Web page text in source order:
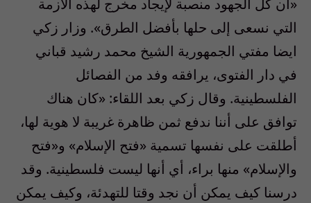
«ان كل الجهود منصبة لإيجاد مخرج لهذه الأزمة
التي نسعى إلى حلها بأفضل الطرق». وزار زكي
ايضا مفتي الجمهورية الشيخ محمد رشيد قباني
في دار الفتوى، يرافقه وفد من الفصائل
الفلسطينية. وقال زكي بعد اللقاء: «كان هناك
توافق على أننا ندفع ثمن ظاهرة غريبة لا هوية لها،
أطلقت على نفسها تسمية «فتح الإسلام» و«فتح
والإسلام» منها براء، أي أنها ليست فلسطينية. وقد
درسنا كيف يمكن أن نجد وقتا للتهدئة، وكيف يمكن